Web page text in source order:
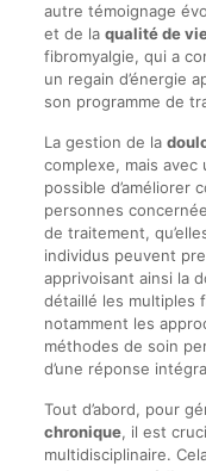
autre témoignage
et de la qualité de
fibromyalgie, qui a
un regain d’énergie
son programme de
La gestion de la
complexe, mais
possible d’améliorer
personnes
de traitement,
individus peuvent
apprivoisant ainsi la
détaillé les multiples
notamment les
méthodes de soin
d’une réponse
Tout d’abord, pour
chronique, il est
multidisciplinaire.